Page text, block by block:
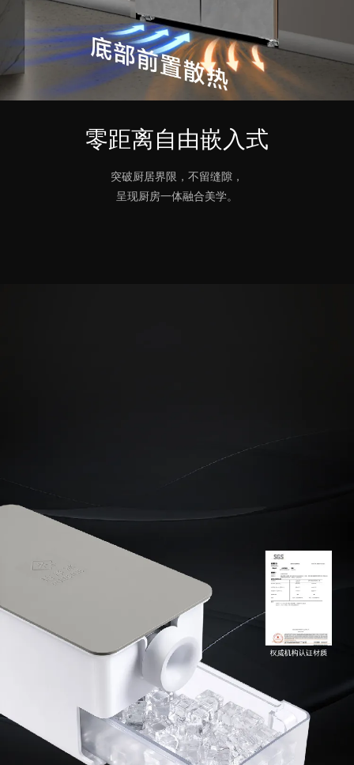
零距离自由嵌入式
突破厨居界限，不留缝隙，
呈现厨房一体融合美学。